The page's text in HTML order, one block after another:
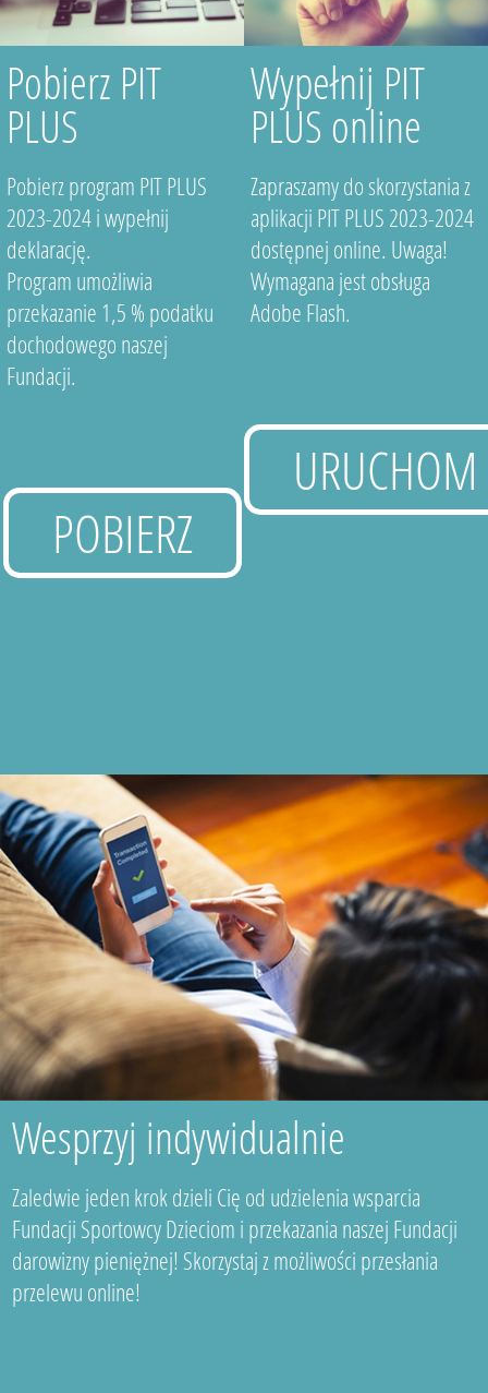
Pobierz PIT
PLUS
Pobierz program PIT PLUS
2023-2024 i wypełnij
deklarację.
Program umożliwia
przekazanie 1,5 % podatku
dochodowego naszej
Fundacji.
POBIERZ
Wypełnij PIT
PLUS online
Zapraszamy do skorzystania z
aplikacji PIT PLUS 2023-2024
dostępnej online. Uwaga!
Wymagana jest obsługa
Adobe Flash.
URUCHOM
Wesprzyj indywidualnie
Zaledwie jeden krok dzieli Cię od udzielenia wsparcia
Fundacji Sportowcy Dzieciom i przekazania naszej Fundacji
darowizny pieniężnej! Skorzystaj z możliwości przesłania
przelewu online!